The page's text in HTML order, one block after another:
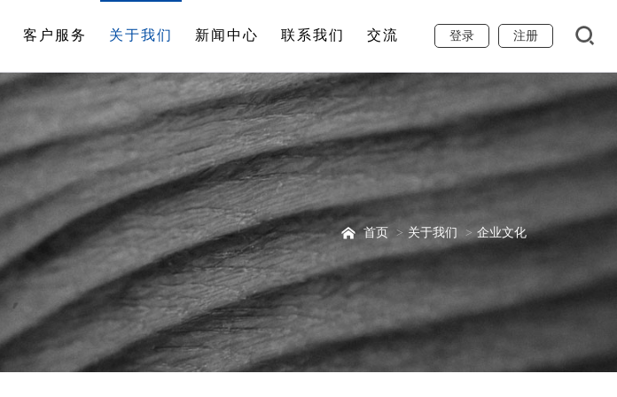
登录 注册
客户服务 关于我们 新闻中心 联系我们 交流
首页 关于我们 企业文化